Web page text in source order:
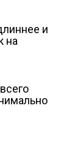
и
на